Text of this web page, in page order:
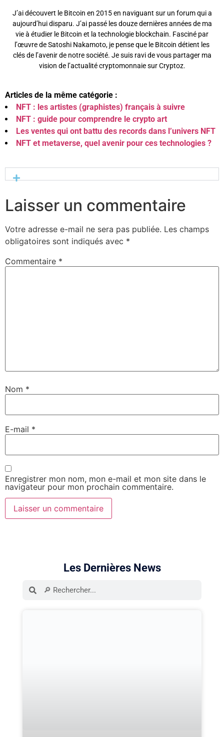
J’ai découvert le Bitcoin en 2015 en naviguant sur un forum qui a
aujourd’hui disparu. J’ai passé les douze dernières années de ma
vie à étudier le Bitcoin et la technologie blockchain. Fasciné par
l’œuvre de Satoshi Nakamoto, je pense que le Bitcoin détient les
clés de l’avenir de notre société. Je suis ravi de vous partager ma
vision de l’actualité cryptomonnaie sur Cryptoz.
Articles de la même catégorie :
NFT : les artistes (graphistes) français à suivre
NFT : guide pour comprendre le crypto art
Les ventes qui ont battu des records dans l’univers NFT
NFT et metaverse, quel avenir pour ces technologies ?
Laisser un commentaire
Votre adresse e-mail ne sera pas publiée. Les champs
obligatoires sont indiqués avec *
Commentaire *
Nom *
E-mail *
Enregistrer mon nom, mon e-mail et mon site dans le
navigateur pour mon prochain commentaire.
Les Dernières News